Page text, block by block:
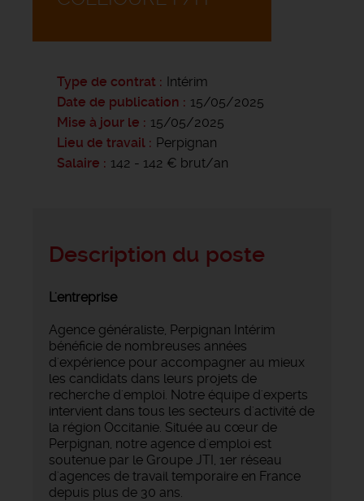
Type de contrat
Intérim
Date de publication
15/05/2025
Mise à jour le
15/05/2025
Lieu de travail
Perpignan
Salaire
142 - 142 € brut/an
Description du poste
L'entreprise
Agence généraliste, Perpignan Intérim
bénéficie de nombreuses années
d'expérience pour accompagner au mieux
les candidats dans leurs projets de
recherche d'emploi. Notre équipe d'experts
intervient dans tous les secteurs d'activité de
la région Occitanie. Située au cœur de
Perpignan, notre agence d'emploi est
soutenue par le Groupe JTI, 1er réseau
d'agences de travail temporaire en France
depuis plus de 30 ans.